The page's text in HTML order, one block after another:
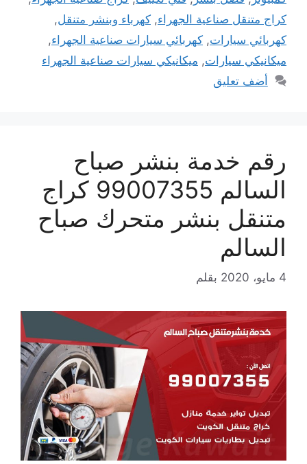
كراج متنقل صناعية الجهراء, كهرباء وبنشر متنقل,
كهربائي سيارات, كهربائي سيارات صناعية الجهراء,
ميكانيكي سيارات, ميكانيكي سيارات صناعية الجهراء
أضف تعليق
رقم خدمة بنشر صباح
السالم 99007355 كراج
متنقل بنشر متحرك صباح
السالم
4 مايو، 2020 بقلم